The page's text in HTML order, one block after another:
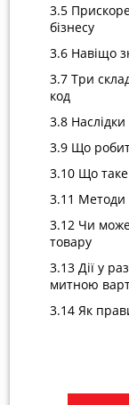
3.5
бізнесу
3.6 Навіщо
3.7 Три
код
3.8 Наслідки
3.9 Що
3.10 Що
3.11 Методи
3.12 Чи
товару
3.13 Дії у
митною
3.14 Як